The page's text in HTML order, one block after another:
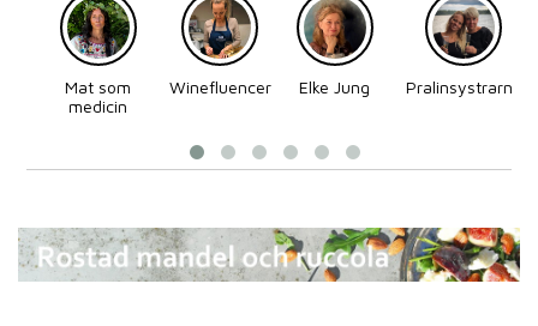
Mat som
medicin
Winefluencer Elke Jung
Pralinsystrarna